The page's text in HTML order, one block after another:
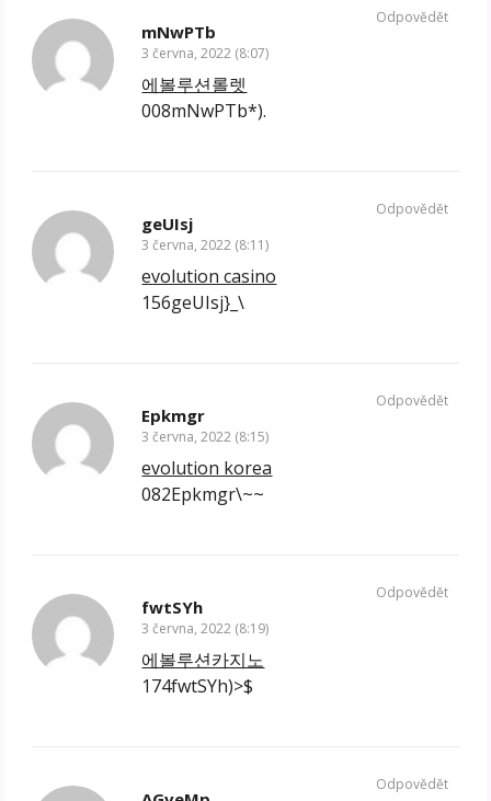
mNwPTb
3 června, 2022 (8:07)
에볼루션롤렛
008mNwPTb*).
Odpovědět
geUIsj
3 června, 2022 (8:11)
evolution casino
156geUIsj}_\
Odpovědět
Epkmgr
3 června, 2022 (8:15)
evolution korea
082Epkmgr\~~
Odpovědět
fwtSYh
3 června, 2022 (8:19)
에볼루션카지노
174fwtSYh)>$
Odpovědět
Odpovědět